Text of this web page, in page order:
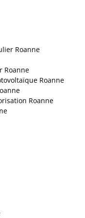
Roanne
Roanne
Roanne
Roanne